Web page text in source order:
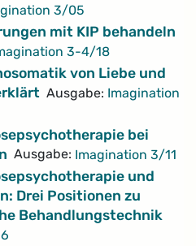
3/05
mit KIP behandeln
3-4/18
von Liebe und
Ausgabe: Imagination
bei
Ausgabe: Imagination 3/11
und
Drei Positionen zu
Behandlungstechnik